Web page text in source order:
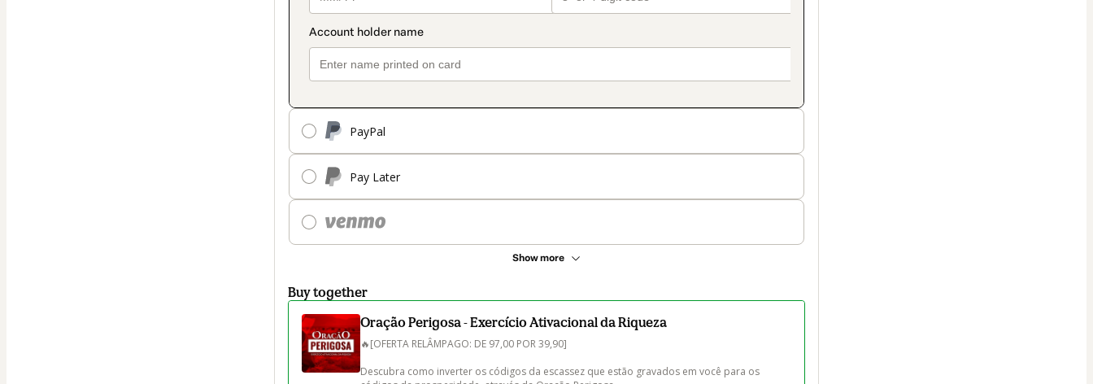
PayPal
Pay Later
Show more
Buy together
Oração Perigosa - Exercício Ativacional da Riqueza
🔥[OFERTA RELÂMPAGO: DE 97,00 POR 39,90]
Descubra como inverter os códigos da escassez que estão gravados em você para os